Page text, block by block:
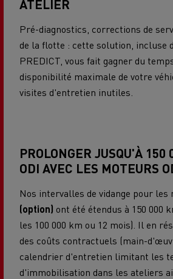
ATELIER
Pré-diagnostics, corrections de
de la flotte : cette solution, incluse
PREDICT, vous fait gagner du
disponibilité maximale de votre
visites d'entretien inutiles.
PROLONGER JUSQU'À 150
ODI AVEC LES MOTEURS
Nos intervalles de vidange pour les
(option) ont été étendus à 150 000
les 100 000 km ou 12 mois). Il en
des coûts contractuels (main-
calendrier d'entretien limitant les
d'immobilisation dans les ateliers